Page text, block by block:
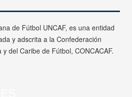
de Fútbol UNCAF, es una entidad
y adscrita a la Confederación
del Caribe de Fútbol, CONCACAF.